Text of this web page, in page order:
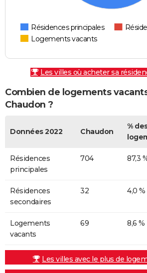
Résidences principales
Logements vacants
Les villes où acheter sa
Combien de logements
Chaudon ?
Données 2022 Chaudon
%
Résidences
principales
704 87,3
Résidences
secondaires
32 4,0 %
Logements
vacants
69 8,6 %
Les villes avec le plus de